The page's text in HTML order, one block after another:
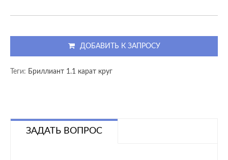
ДОБАВИТЬ К ЗАПРОСУ
Теги: Бриллиант 1.1 карат круг
ЗАДАТЬ ВОПРОС